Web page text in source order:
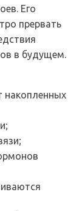
Его
прервать
в будущем.
накопленных